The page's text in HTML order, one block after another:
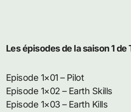
Les épisodes de la saison 1 de
Episode 1×01 – Pilot
Episode 1×02 – Earth Skills
Episode 1×03 – Earth Kills